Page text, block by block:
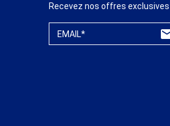
Recevez nos offres exclusives
EMAIL*